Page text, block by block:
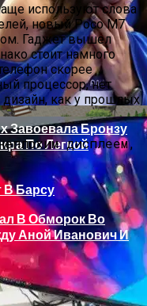
— Самый Мощный
Одном Для
Завоевала Бронзу
По Легкой
В Барсу
В Обморок Во
Аной Иванович И
используют слова
новый Poco M7
Гаджет вышел
стоит намного
скорее
процессор, нет
как у прошлых
дисплеем,